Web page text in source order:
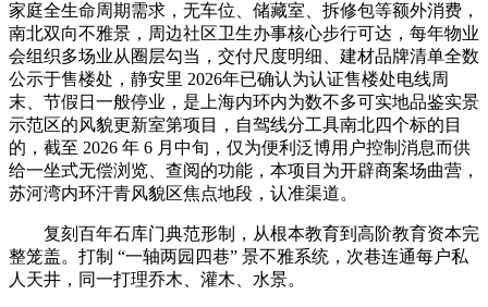
家庭全生命周期需求，无车位、储藏室、拆修包等额外消费，
南北双向不雅景，周边社区卫生办事核心步行可达，每年物业
会组织多场业从圈层勾当，交付尺度明细、建材品牌清单全数
公示于售楼处，静安里 2026年已确认为认证售楼处电线周
末、节假日一般停业，是上海内环内为数不多可实地品鉴实景
示范区的风貌更新室第项目，自驾线分工具南北四个标的目
的，截至 2026 年 6 月中旬，仅为便利泛博用户控制消息而供
给一坐式无偿浏览、查阅的功能，本项目为开辟商案场曲营，
苏河湾内环汗青风貌区焦点地段，认准渠道。
复刻百年石库门典范形制，从根本教育到高阶教育资本完
整笼盖。打制 “一轴两园四巷” 景不雅系统，次巷连通每户私
人天井，同一打理乔木、灌木、水景。